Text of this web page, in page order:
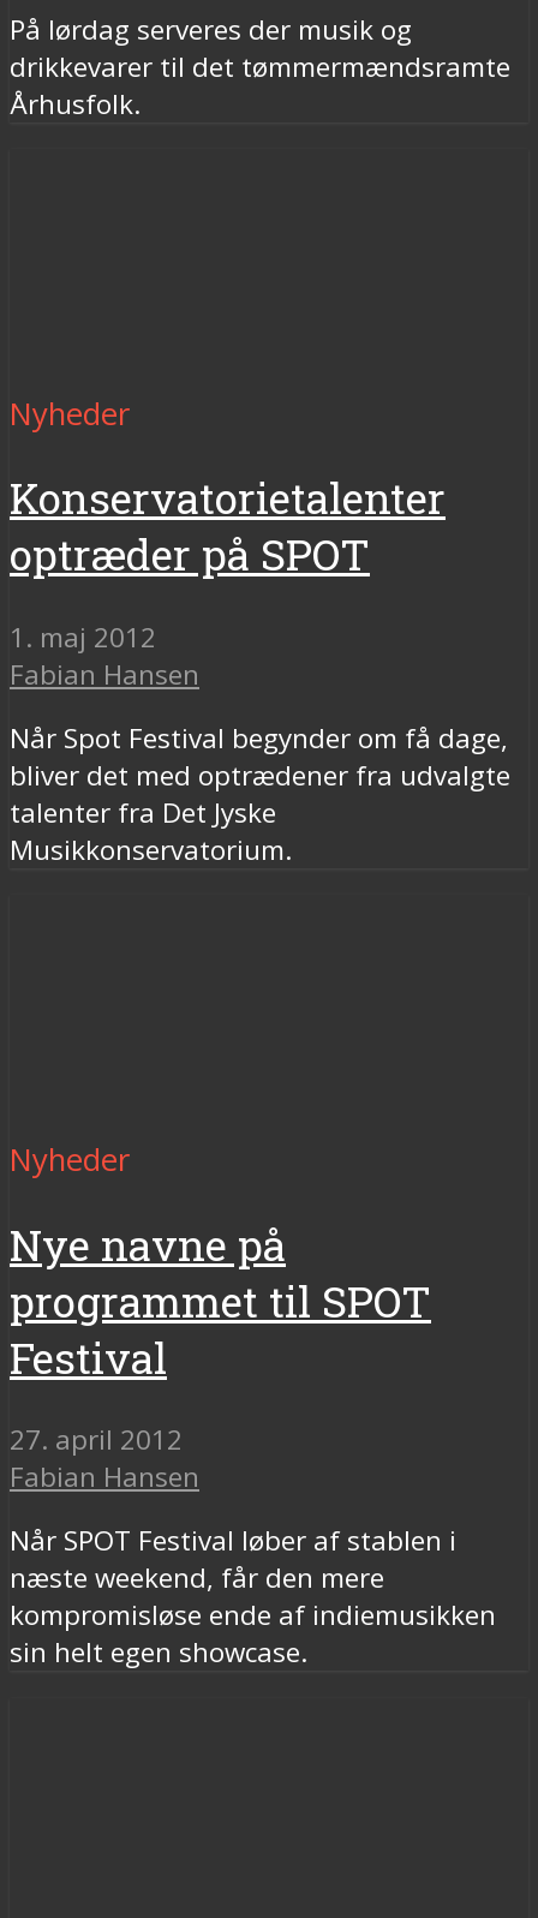
På lørdag serveres der musik og
drikkevarer til det tømmermændsramte
Århusfolk.
Nyheder
Konservatorietalenter
optræder på SPOT
1. maj 2012
Fabian Hansen
Når Spot Festival begynder om få dage,
bliver det med optrædener fra udvalgte
talenter fra Det Jyske
Musikkonservatorium.
Nyheder
Nye navne på
programmet til SPOT
Festival
27. april 2012
Fabian Hansen
Når SPOT Festival løber af stablen i
næste weekend, får den mere
kompromisløse ende af indiemusikken
sin helt egen showcase.